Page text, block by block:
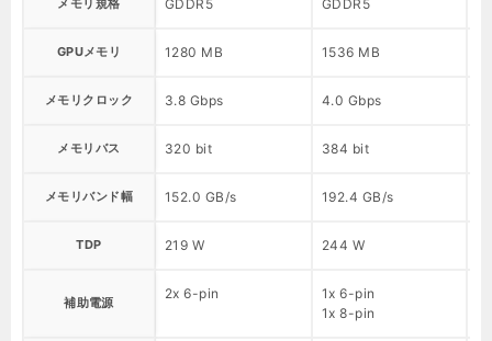
メモリ規格 GDDR5 GDDR5
GPUメモリ 1280 MB 1536 MB
メモリクロック 3.8 Gbps 4.0 Gbps
メモリバス 320 bit 384 bit
メモリバンド幅 152.0 GB/s 192.4 GB/s
TDP 219 W 244 W
補助電源
2x 6-pin
1x 6-pin
1x 8-pin